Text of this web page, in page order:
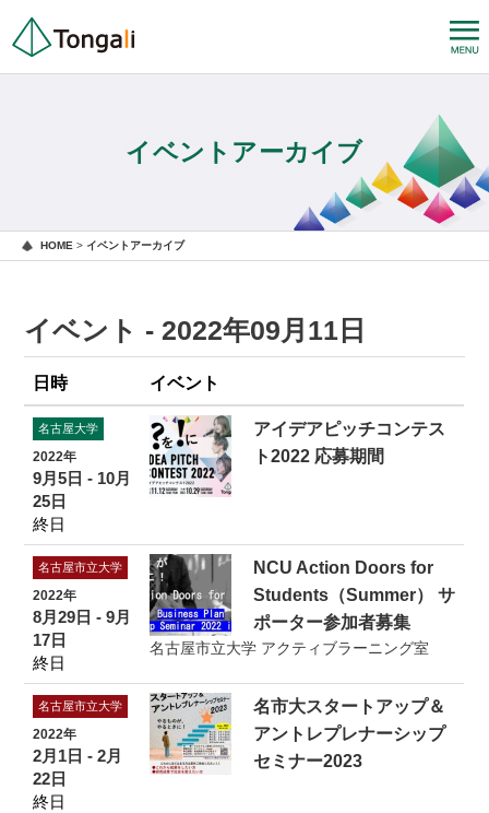
イベントアーカイブ
HOME > イベントアーカイブ
イベント - 2022年09月11日
日時 イベント
名古屋大学
2022年
9月5日 - 10月
25日
終日
アイデアピッチコンテス
ト2022 応募期間
名古屋市立大学
2022年
8月29日 - 9月
17日
終日
NCU Action Doors for
Students（Summer） サ
ポーター参加者募集
名古屋市立大学 アクティブラーニング室
名古屋市立大学
2022年
2月1日 - 2月
22日
終日
名市大スタートアップ＆
アントレプレナーシップ
セミナー2023